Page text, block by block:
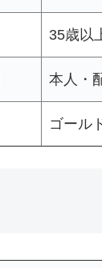
35歳以
本人・
ゴール